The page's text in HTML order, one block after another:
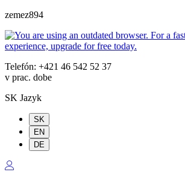
zemez894
Telefón: +421 46 542 52 37
v prac. dobe
SK Jazyk
SK
EN
DE